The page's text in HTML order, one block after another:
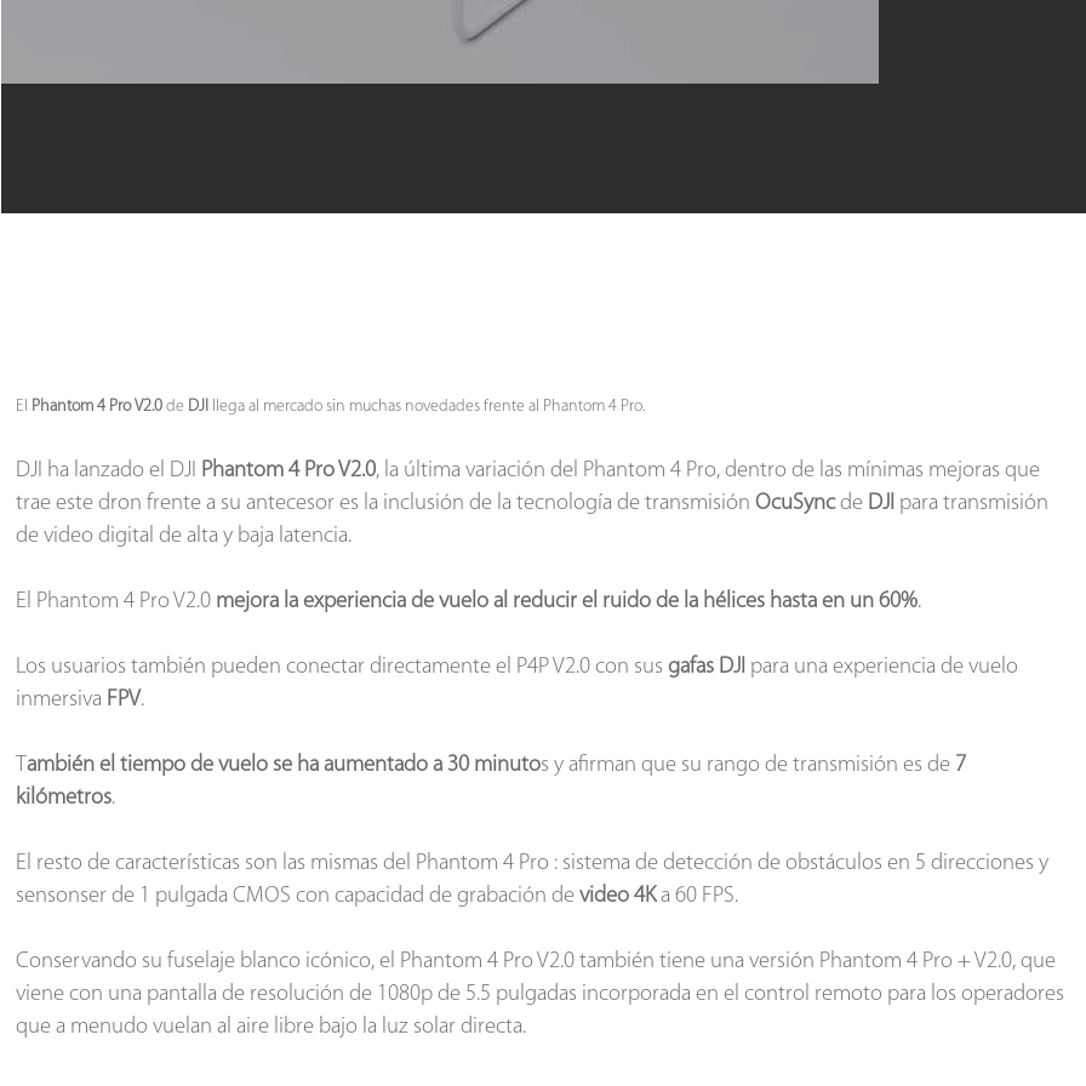
El Phantom 4 Pro V2.0 de DJI llega al mercado sin muchas novedades frente al Phantom 4 Pro.
DJI ha lanzado el DJI Phantom 4 Pro V2.0, la última variación del Phantom 4 Pro, dentro de las mínimas mejoras que
trae este dron frente a su antecesor es la inclusión de la tecnología de transmisiónOcuSyncde DJI para transmisión
de video digital de alta y baja latencia.
El Phantom 4 Pro V2.0 mejora la experiencia de vuelo al reducir el ruido de la hélices hasta en un 60%.
Los usuarios también pueden conectar directamente el P4P V2.0 con susgafas DJI para una experiencia de vuelo
inmersiva FPV.
También el tiempo de vuelo se ha aumentado a 30 minutos y afirman que su rango de transmisión es de 7
kilómetros.
El resto de características son las mismas del Phantom 4 Pro : sistema de detección de obstáculos en 5 direcciones y
sensonser de 1 pulgada CMOS con capacidad de grabación devideo 4Ka 60 FPS.
Conservando su fuselaje blanco icónico, el Phantom 4 Pro V2.0 también tiene una versión Phantom 4 Pro + V2.0, que
viene con una pantalla de resolución de 1080p de 5.5 pulgadas incorporada en el control remoto para los operadores
que a menudo vuelan al aire libre bajo la luz solar directa.